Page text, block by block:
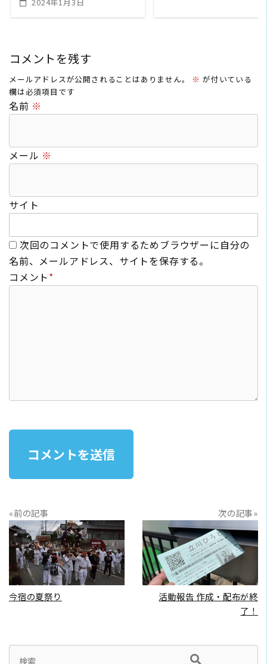
コメントを残す
メールアドレスが公開されることはありません。 ※ が付いている
欄は必須項目です
名前 ※
メール ※
サイト
次回のコメントで使用するためブラウザーに自分の
名前、メールアドレス、サイトを保存する。
コメント*
«前の記事
READ MORE
今宿の夏祭り
次の記事»
READ MORE
活動報告 作成・配布が終
了！